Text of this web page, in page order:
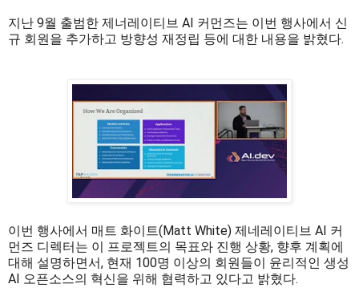
지난 9월 출범한 제너레이티브 AI 커먼즈는 이번 행사에서 신
규 회원을 추가하고 방향성 재정립 등에 대한 내용을 밝혔다.
이번 행사에서 매트 화이트(Matt White) 제네레이티브 AI 커
먼즈 디렉터는 이 프로젝트의 목표와 진행 상황, 향후 계획에
대해 설명하면서, 현재 100명 이상의 회원들이 윤리적인 생성
AI 오픈소스의 혁신을 위해 협력하고 있다고 밝혔다.